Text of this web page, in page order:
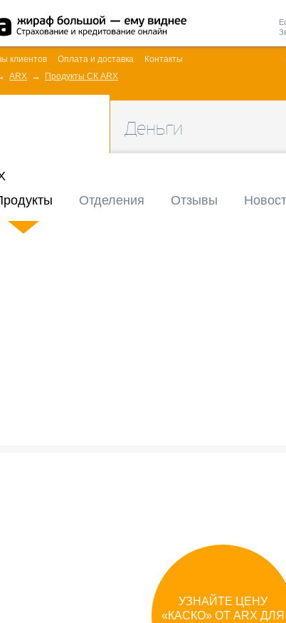
клиентов Оплата и доставка
Контакты
ARX Продукты СК ARX
Деньги
Отделения Отзывы
УЗНАЙТЕ ЦЕНУ
«КАСКО» ОТ ARX ДЛЯ